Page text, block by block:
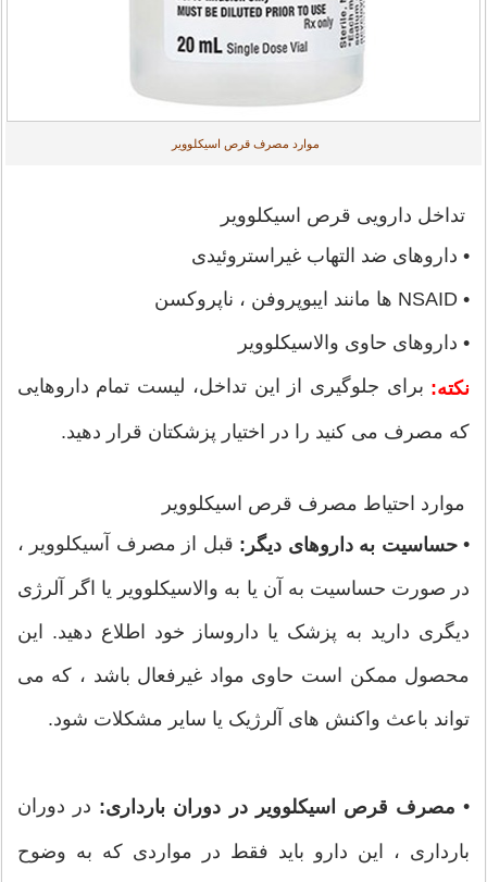
موارد مصرف قرص اسیکلوویر
تداخل دارویی قرص اسیکلوویر
• داروهای ضد التهاب غیراستروئیدی
• NSAID ها مانند ایبوپروفن ، ناپروکسن
• داروهای حاوی والاسیکلوویر
نکته: برای جلوگیری از این تداخل، لیست تمام داروهایی
که مصرف می کنید را در اختیار پزشکتان قرار دهید.
موارد احتیاط مصرف قرص اسیکلوویر
•حساسیت به داروهای دیگر: قبل از مصرف آسیکلوویر ،
در صورت حساسیت به آن یا به والاسیکلوویر یا اگر آلرژی
دیگری دارید به پزشک یا داروساز خود اطلاع دهید. این
محصول ممکن است حاوی مواد غیرفعال باشد ، که می
تواند باعث واکنش های آلرژیک یا سایر مشکلات شود.
• مصرف قرص اسیکلوویر در دوران بارداری: در دوران
بارداری ، این دارو باید فقط در مواردی که به وضوح